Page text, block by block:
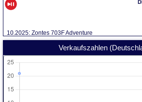
10.2025: Zontes 703F Adventure
Verkaufszahlen